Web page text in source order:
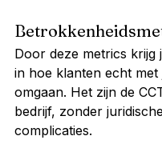
Door deze metrics krijg
in hoe klanten echt
omgaan. Het zijn de
bedrijf, zonder
complicaties.